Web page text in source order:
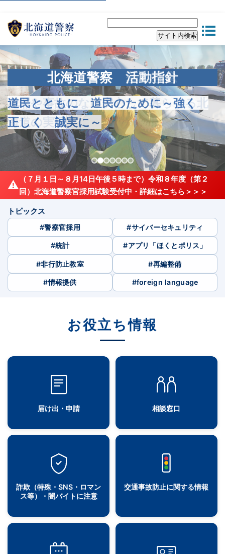
北海道警察 基本理念
犯罪や事故のない安心して暮らせる北
海道の実現
北海道警察 活動指針
道民とともに 道民のために～強く
正しく 誠実に～
北海道警察 重点目標
特殊詐欺等の徹底検挙
北海道警察 重点目標
交通死亡事故の抑止
北海道警察 重点目標
人身安全関連事案における被害者等の
安全確保
北海道警察 重点目標
災害、テロ等緊急事態への実効的な備
え
北海道警察 重点目標
安全安心の確保に向けた見せる活動の
推進
⚠ （７月１日～８月14日午後５時まで）令和８年度（第２
回）北海道警察官採用試験受付中・詳細はこちら＞＞＞
トピックス
#警察官採用 #サイバーセキュリティ
#統計 #アプリ「ほくとポリス」
#非行防止教室 #再編整備
#情報提供 #foreign language
お役立ち情報
届け出・申請 相談窓口
詐欺（特殊・SNS・ロマン
ス等）・闇バイトに注意
交通事故防止に関する情報